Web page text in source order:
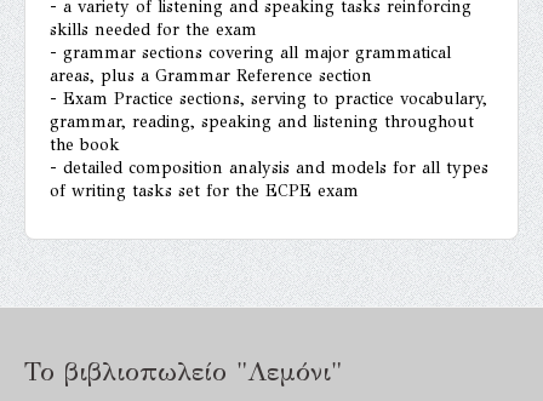
- a variety of listening and speaking tasks reinforcing
skills needed for the exam
- grammar sections covering all major grammatical
areas, plus a Grammar Reference section
- Exam Practice sections, serving to practice vocabulary,
grammar, reading, speaking and listening throughout
the book
- detailed composition analysis and models for all types
of writing tasks set for the ECPE exam
Το βιβλιοπωλείο "Λεμόνι"